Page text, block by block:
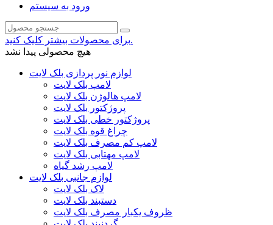
ورود به سیستم
برای محصولات بیشتر کلیک کنید.
هیچ محصولی پیدا نشد
لوازم نور پردازی بلک لایت
لامپ بلک لایت
لامپ هالوژن بلک لایت
پروژکتور بلک لایت
پروژکتور خطی بلک لایت
چراغ قوه بلک لایت
لامپ کم مصرف بلک لایت
لامپ مهتابی بلک لایت
لامپ رشد گیاه
لوازم جانبی بلک لایت
لاک بلک لایت
دستبند بلک لایت
ظروف یکبار مصرف بلک لایت